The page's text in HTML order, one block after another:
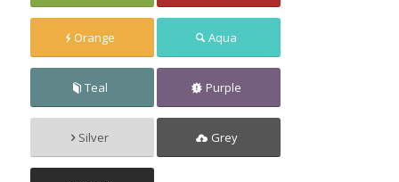
Orange Aqua
Teal Purple
Silver Grey